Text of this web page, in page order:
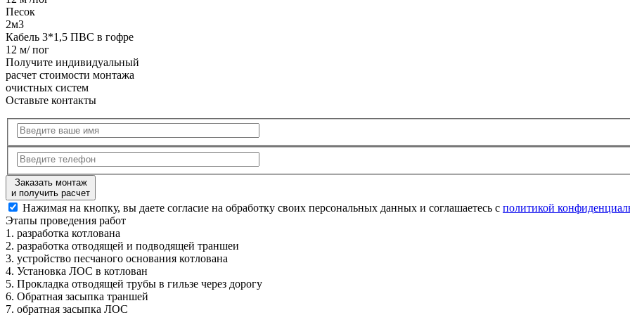
Песок
2м3
Кабель 3*1,5 ПВС в гофре
12 м/ пог
Получите индивидуальный
расчет стоимости монтажа
очистных систем
Оставьте контакты
Заказать монтаж
и получить расчет
Нажимая на кнопку, вы даете согласие на обработку своих персональных данных и соглашаетесь с политикой
Этапы проведения работ
1. разработка котлована
2. разработка отводящей и подводящей траншеи
3. устройство песчаного основания котлована
4. Установка ЛОС в котлован
5. Прокладка отводящей трубы в гильзе через дорогу
6. Обратная засыпка траншей
7. обратная засыпка ЛОС